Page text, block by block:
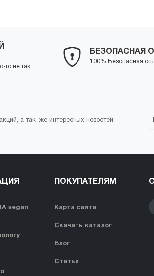
то не так
БЕЗОПАСНАЯ
100% Безопасная
а так-же интересных новостей
vegan
ПОКУПАТЕЛЯМ
Карта сайта
Скачать каталог
Блог
Статьи